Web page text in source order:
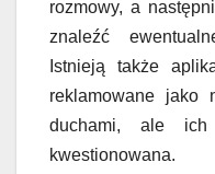
rozmowy, a
znaleźć
Istnieją także
reklamowane jako
duchami, ale ich
kwestionowana.